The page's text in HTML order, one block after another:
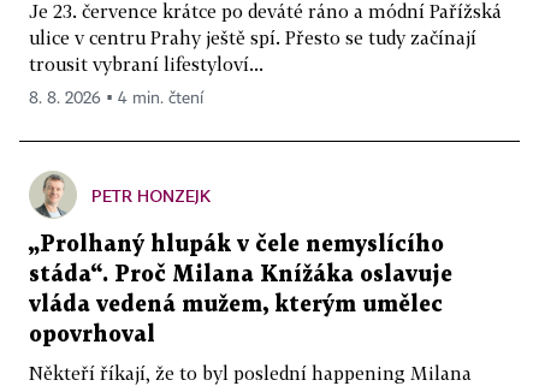
Je 23. července krátce po deváté ráno a módní Pařížská
ulice v centru Prahy ještě spí. Přesto se tudy začínají
trousit vybraní lifestyloví...
8. 8. 2026 ▪ 4 min. čtení
PETR HONZEJK
„Prolhaný hlupák v čele nemyslícího
stáda“. Proč Milana Knížáka oslavuje
vláda vedená mužem, kterým umělec
opovrhoval
Někteří říkají, že to byl poslední happening Milana